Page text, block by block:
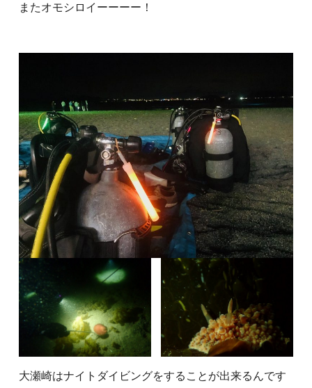
またオモシロイーーーー！
大瀬崎はナイトダイビングをすることが出来るんです